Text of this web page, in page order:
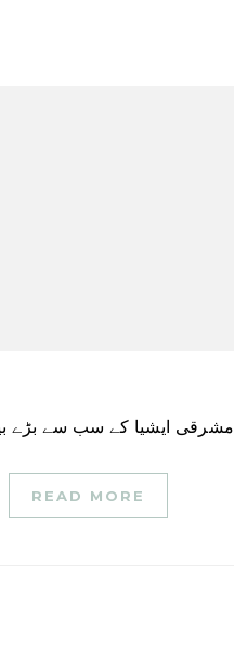
READ MORE